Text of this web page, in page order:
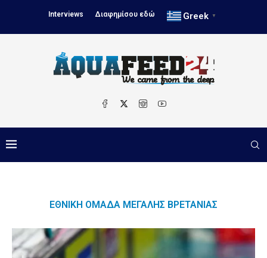
Interviews Διαφημίσου εδώ Greek ▼
ΕΘΝΙΚΉ ΟΜΆΔΑ ΜΕΓΆΛΗΣ ΒΡΕΤΑΝΊΑΣ